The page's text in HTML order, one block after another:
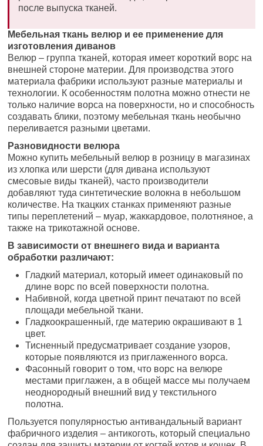
после выпуска тканей.
Мебельная ткань велюр и ее применение для
изготовления диванов
Велюр – группа тканей, которая имеет короткий ворс на
внешней стороне материи. Для производства этого
материала фабрики используют разные материалы и
технологии. К особенностям полотна можно отнести не
только наличие ворса на поверхности, но и способность
создавать блики, поэтому мебельная ткань необычно
переливается разными цветами.
Разновидности велюра
Можно купить мебельный велюр в розницу в магазинах
из хлопка или шерсти (для дивана используют
смесовые виды тканей), часто производители
добавляют туда синтетические волокна в небольшом
количестве. На ткацких станках применяют разные
типы переплетений – муар, жаккардовое, полотняное, а
также на трикотажной основе.
В зависимости от внешнего вида и варианта
обработки различают:
Гладкий материал, который имеет одинаковый по
длине ворс по всей поверхности полотна.
Набивной, когда цветной принт печатают по всей
площади мебельной ткани.
Гладкоокрашенный, где материю окрашивают в 1
цвет.
Тисненный предусматривает создание узоров,
которые появляются из приглаженного ворса.
Фасонный говорит о том, что ворс на велюре
местами приглажен, а в общей массе мы получаем
неоднородный внешний вид у текстильного
полотна.
Пользуется популярностью антивандальный вариант
фабричного изделия – антикоготь, который специально